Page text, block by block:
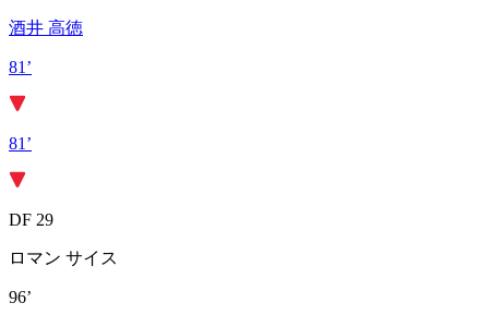
酒井 高徳
81’
81’
DF 29
ロマン サイス
96’